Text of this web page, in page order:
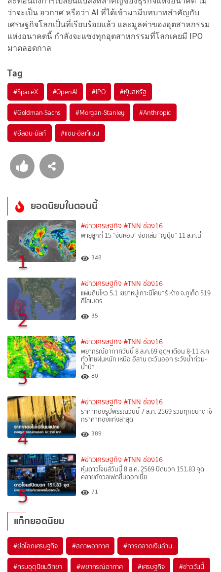
ว่าจะเป็น อวกาศ หรือว่า AI ที่ได้เข้ามามีบทบาทสำคัญกับ
เศรษฐกิจโลกเป็นที่เรียบร้อยแล้ว และมูลค่าของอุตสาหกรรม
แห่งอนาคตนี้ กำลังจะแซงทุกอุตสาหกรรมที่โลกเคยมี IPO
มาตลอดกาล
Tag
#SpaceX #OpenAI #IPO #หุ้นสหรัฐ
#Goldman-Sachs #Morgan-Stanley #Anthropic
#อีลอน-มัสก์ #แซม-อัลท์แมน
ยอดนิยมในตอนนี้
1
#ข่าวเศรษฐกิจ #TNN ช่อง16
พายุลูกที่ 15 “จันหอม” จ่อถล่ม “ญี่ปุ่น” 11 ส.ค.นี้
348
2
#ข่าวเศรษฐกิจ #TNN ช่อง16
แผ่นดินไหว 5.1 เขย่าหมู่เกาะนิโคบาร์ ห่าง จ.ภูเก็ต 519
กิโลเมตร
35
3
#ข่าวเศรษฐกิจ #TNN ช่อง16
พยากรณ์อากาศวันนี้ 8 ส.ค.69 อุตุฯ เตือน 8-11 ส.ค
ทั่วไทยฝนหนัก เหนือ อีสาน ตะวันออก ระวังน้ำท่วม-
น้ำป่า
80
4
#ข่าวเศรษฐกิจ #TNN ช่อง16
ราคาทองรูปพรรณวันนี้ 7 ส.ค. 2569 รวมทุกขนาด เช็
กราคาทองแท่งล่าสุด
389
5
#ข่าวเศรษฐกิจ #TNN ช่อง16
หุ้นดาวโจนส์วันนี้ 8 ส.ค. 2569 ปิดบวก 151.83 จุด
คลายกังวลเฟดขึ้นดอกเบี้ย
71
แท็กยอดนิยม
#ย่อโลกเศรษฐกิจ #สภาพอากาศ #การตลาดเงินล้าน
#กรมอุตุนิยมวิทยา #พยากรณ์อากาศ #เศรษฐกิจ #ข่าววันนี้